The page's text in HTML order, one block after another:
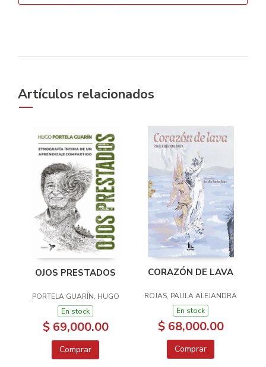
Artículos relacionados
OJOS PRESTADOS
PORTELA GUARÍN, HUGO
En stock
$ 69,000.00
Comprar
CORAZÓN DE LAVA
ROJAS, PAULA ALEJANDRA
En stock
$ 68,000.00
Comprar